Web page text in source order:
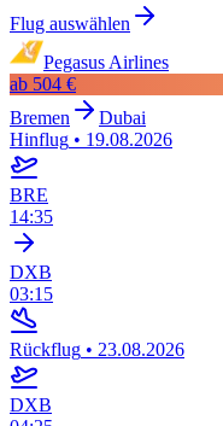
Flug auswählen
Pegasus Airlines
ab 504 €
Bremen
Dubai
Hinflug • 19.08.2026
BRE
14:35
DXB
03:15
Rückflug • 23.08.2026
DXB